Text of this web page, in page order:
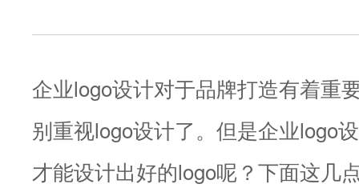
企业logo设计对于品牌打造有着重
别重视logo设计了。但是企业logo
才能设计出好的logo呢？下面这几